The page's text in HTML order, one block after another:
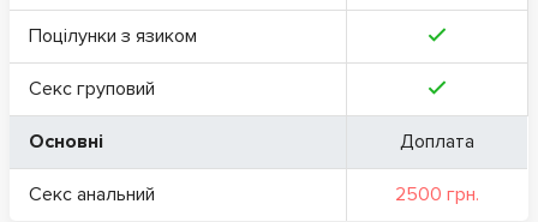
Поцілунки з язиком
Секс груповий
Основні Доплата
Секс анальний 2500 грн.